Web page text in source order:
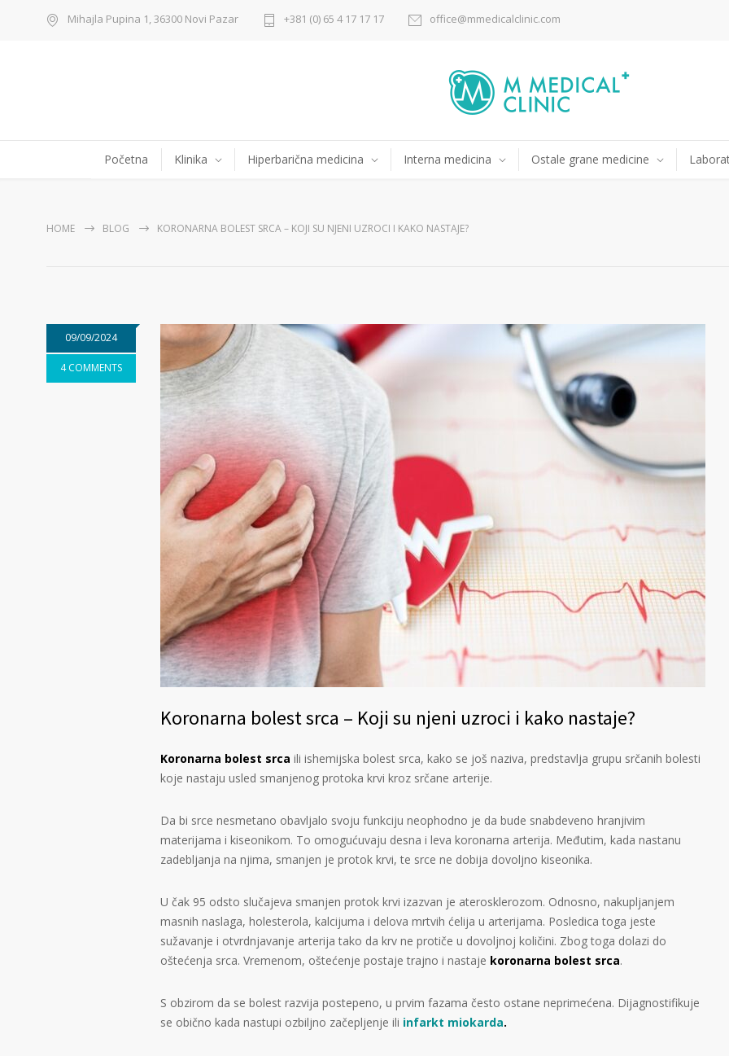
Mihajla Pupina 1, 36300 Novi Pazar +381 (0) 65 4 17 17 17 office@mmedicalclinic.com
Početna Klinika Hiperbarična medicina Interna medicina Ostale grane medicine
HOME BLOG KORONARNA BOLEST SRCA – KOJI SU NJENI UZROCI I KAKO NASTAJE?
09/09/2024
4 COMMENTS
Koronarna bolest srca – Koji su njeni uzroci i kako nastaje?
Koronarna bolest srca ili ishemijska bolest srca, kako se još naziva, predstavlja grupu srčanih bolesti
koje nastaju usled smanjenog protoka krvi kroz srčane arterije.
Da bi srce nesmetano obavljalo svoju funkciju neophodno je da bude snabdeveno hranjivim
materijama i kiseonikom. To omogućuvaju desna i leva koronarna arterija. Međutim, kada nastanu
zadebljanja na njima, smanjen je protok krvi, te srce ne dobija dovoljno kiseonika.
U čak 95 odsto slučajeva smanjen protok krvi izazvan je aterosklerozom. Odnosno, nakupljanjem
masnih naslaga, holesterola, kalcijuma i delova mrtvih ćelija u arterijama. Posledica toga jeste
sužavanje i otvrdnjavanje arterija tako da krv ne protiče u dovoljnoj količini. Zbog toga dolazi do
oštećenja srca. Vremenom, oštećenje postaje trajno i nastaje koronarna bolest srca.
S obzirom da se bolest razvija postepeno, u prvim fazama često ostane neprimećena. Dijagnostifikuje
se obično kada nastupi ozbiljno začepljenje ili infarkt miokarda.